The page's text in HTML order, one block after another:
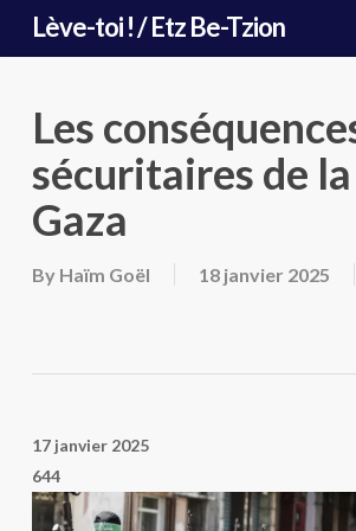
Lève-toi ! / Etz Be-Tzion
Les
sécuritaires de
Gaza
By Haïm Goël 18 janvier 2025
17 janvier 2025
644